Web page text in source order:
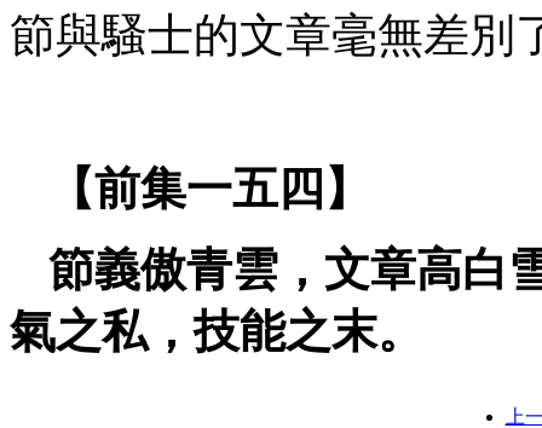
節與騷士的文章毫無差別
【前集一五四】
節義傲青雲，文章高白
氣之私，技能之末。
上